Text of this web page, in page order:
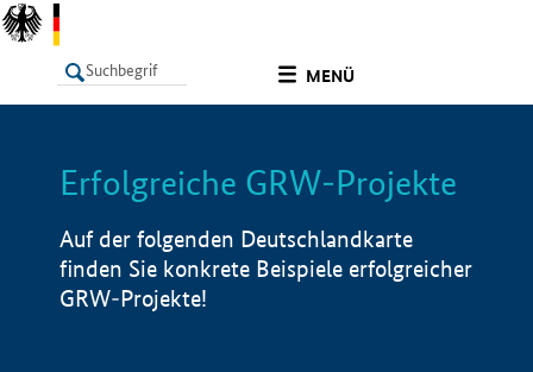
MENÜ
LISTE Info
Erfolgreiche GRW-Projekte
Auf der folgenden Deutschlandkarte
finden Sie konkrete Beispiele erfolgreicher
GRW-Projekte!